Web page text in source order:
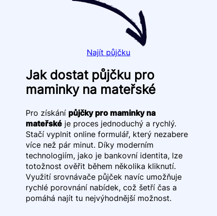
Najít půjčku
Jak dostat půjčku pro
maminky na mateřské
Pro získání půjčky pro maminky na
mateřskéje proces jednoduchý a rychlý.
Stačí vyplnit online formulář, který nezabere
více než pár minut. Díky moderním
technologiím, jako je bankovní identita, lze
totožnost ověřit během několika kliknutí.
Využití srovnávače půjček navíc umožňuje
rychlé porovnání nabídek, což šetří čas a
pomáhá najít tu nejvýhodnější možnost.